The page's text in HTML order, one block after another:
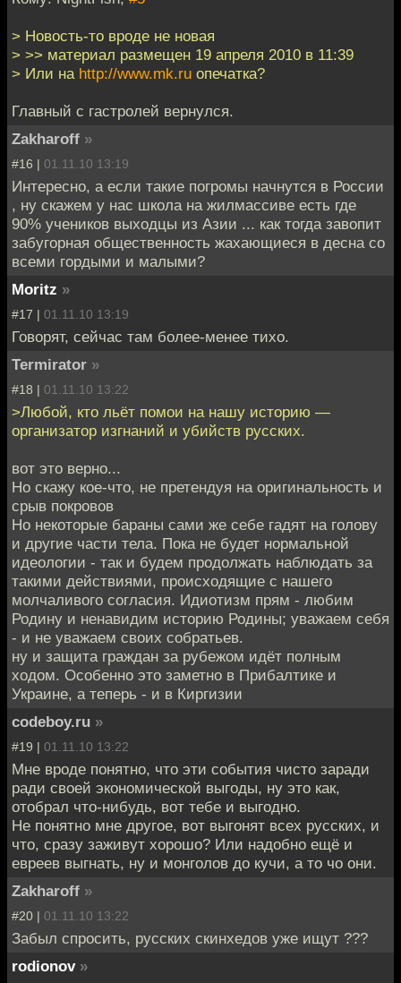
> Новость-то вроде не новая
> >> материал размещен 19 апреля 2010 в 11:39
> Или на http://www.mk.ru опечатка?
Главный с гастролей вернулся.
Zakharoff »
#16 | 01.11.10 13:19
Интересно, а если такие погромы начнутся в России
, ну скажем у нас школа на жилмассиве есть где
90% учеников выходцы из Азии ... как тогда завопит
забугорная общественность жахающиеся в десна со
всеми гордыми и малыми?
Moritz »
#17 | 01.11.10 13:19
Говорят, сейчас там более-менее тихо.
Termirator »
#18 | 01.11.10 13:22
>Любой, кто льёт помои на нашу историю —
организатор изгнаний и убийств русских.
вот это верно...
Но скажу кое-что, не претендуя на оригинальность и
срыв покровов
Но некоторые бараны сами же себе гадят на голову
и другие части тела. Пока не будет нормальной
идеологии - так и будем продолжать наблюдать за
такими действиями, происходящие с нашего
молчаливого согласия. Идиотизм прям - любим
Родину и ненавидим историю Родины; уважаем себя
- и не уважаем своих собратьев.
ну и защита граждан за рубежом идёт полным
ходом. Особенно это заметно в Прибалтике и
Украине, а теперь - и в Киргизии
codeboy.ru »
#19 | 01.11.10 13:22
Мне вроде понятно, что эти события чисто заради
ради своей экономической выгоды, ну это как,
отобрал что-нибудь, вот тебе и выгодно.
Не понятно мне другое, вот выгонят всех русских, и
что, сразу заживут хорошо? Или надобно ещё и
евреев выгнать, ну и монголов до кучи, а то чо они.
Zakharoff »
#20 | 01.11.10 13:22
Забыл спросить, русских скинхедов уже ищут ???
rodionov »